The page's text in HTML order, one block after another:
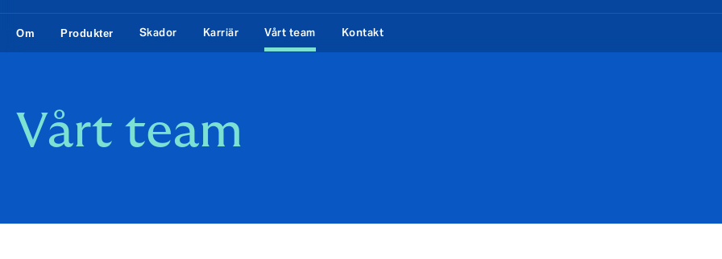
Om Produkter Skador Karriär Vårt team Kontakt
Vårt team